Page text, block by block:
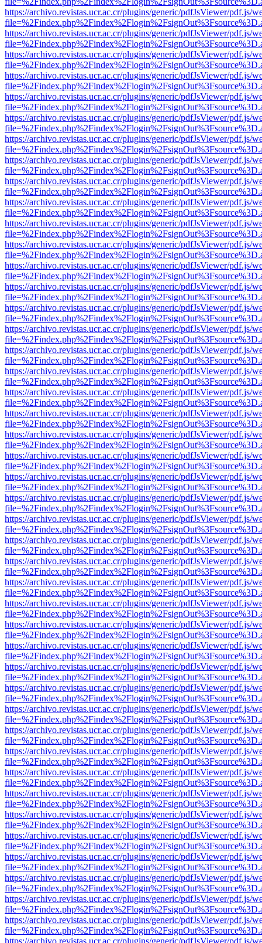
https://archivo.revistas.ucr.ac.cr/plugins/generic/pdfJsViewer/pdf.js/
https://archivo.revistas.ucr.ac.cr/plugins/generic/pdfJsViewer/pdf.js/
https://archivo.revistas.ucr.ac.cr/plugins/generic/pdfJsViewer/pdf.js/
https://archivo.revistas.ucr.ac.cr/plugins/generic/pdfJsViewer/pdf.js/
https://archivo.revistas.ucr.ac.cr/plugins/generic/pdfJsViewer/pdf.js/
https://archivo.revistas.ucr.ac.cr/plugins/generic/pdfJsViewer/pdf.js/
https://archivo.revistas.ucr.ac.cr/plugins/generic/pdfJsViewer/pdf.js/
https://archivo.revistas.ucr.ac.cr/plugins/generic/pdfJsViewer/pdf.js/
https://archivo.revistas.ucr.ac.cr/plugins/generic/pdfJsViewer/pdf.js/
https://archivo.revistas.ucr.ac.cr/plugins/generic/pdfJsViewer/pdf.js/
https://archivo.revistas.ucr.ac.cr/plugins/generic/pdfJsViewer/pdf.js/
https://archivo.revistas.ucr.ac.cr/plugins/generic/pdfJsViewer/pdf.js/
https://archivo.revistas.ucr.ac.cr/plugins/generic/pdfJsViewer/pdf.js/
https://archivo.revistas.ucr.ac.cr/plugins/generic/pdfJsViewer/pdf.js/
https://archivo.revistas.ucr.ac.cr/plugins/generic/pdfJsViewer/pdf.js/
https://archivo.revistas.ucr.ac.cr/plugins/generic/pdfJsViewer/pdf.js/
https://archivo.revistas.ucr.ac.cr/plugins/generic/pdfJsViewer/pdf.js/
https://archivo.revistas.ucr.ac.cr/plugins/generic/pdfJsViewer/pdf.js/
https://archivo.revistas.ucr.ac.cr/plugins/generic/pdfJsViewer/pdf.js/
https://archivo.revistas.ucr.ac.cr/plugins/generic/pdfJsViewer/pdf.js/
https://archivo.revistas.ucr.ac.cr/plugins/generic/pdfJsViewer/pdf.js/
https://archivo.revistas.ucr.ac.cr/plugins/generic/pdfJsViewer/pdf.js/
https://archivo.revistas.ucr.ac.cr/plugins/generic/pdfJsViewer/pdf.js/
https://archivo.revistas.ucr.ac.cr/plugins/generic/pdfJsViewer/pdf.js/
https://archivo.revistas.ucr.ac.cr/plugins/generic/pdfJsViewer/pdf.js/
https://archivo.revistas.ucr.ac.cr/plugins/generic/pdfJsViewer/pdf.js/
https://archivo.revistas.ucr.ac.cr/plugins/generic/pdfJsViewer/pdf.js/
https://archivo.revistas.ucr.ac.cr/plugins/generic/pdfJsViewer/pdf.js/
https://archivo.revistas.ucr.ac.cr/plugins/generic/pdfJsViewer/pdf.js/
https://archivo.revistas.ucr.ac.cr/plugins/generic/pdfJsViewer/pdf.js/
https://archivo.revistas.ucr.ac.cr/plugins/generic/pdfJsViewer/pdf.js/
https://archivo.revistas.ucr.ac.cr/plugins/generic/pdfJsViewer/pdf.js/
https://archivo.revistas.ucr.ac.cr/plugins/generic/pdfJsViewer/pdf.js/
https://archivo.revistas.ucr.ac.cr/plugins/generic/pdfJsViewer/pdf.js/
https://archivo.revistas.ucr.ac.cr/plugins/generic/pdfJsViewer/pdf.js/
https://archivo.revistas.ucr.ac.cr/plugins/generic/pdfJsViewer/pdf.js/
https://archivo.revistas.ucr.ac.cr/plugins/generic/pdfJsViewer/pdf.js/
https://archivo.revistas.ucr.ac.cr/plugins/generic/pdfJsViewer/pdf.js/
https://archivo.revistas.ucr.ac.cr/plugins/generic/pdfJsViewer/pdf.js/
https://archivo.revistas.ucr.ac.cr/plugins/generic/pdfJsViewer/pdf.js/
https://archivo.revistas.ucr.ac.cr/plugins/generic/pdfJsViewer/pdf.js/
https://archivo.revistas.ucr.ac.cr/plugins/generic/pdfJsViewer/pdf.js/
https://archivo.revistas.ucr.ac.cr/plugins/generic/pdfJsViewer/pdf.js/
https://archivo.revistas.ucr.ac.cr/plugins/generic/pdfJsViewer/pdf.js/
https://archivo.revistas.ucr.ac.cr/plugins/generic/pdfJsViewer/pdf.js/